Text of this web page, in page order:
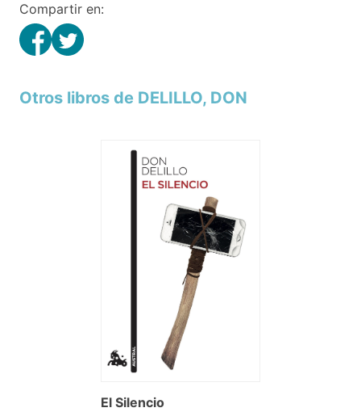
Compartir en:
Otros libros de DELILLO, DON
El Silencio